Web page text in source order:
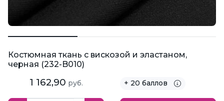
Костюмная ткань с вискозой и эластаном,
черная (232-B010)
1 162,90 руб. + 20 баллов